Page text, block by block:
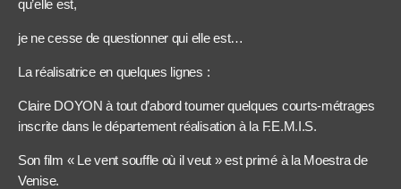
qu’elle est,
je ne cesse de questionner qui elle est…
La réalisatrice en quelques lignes :
Claire DOYON à tout d’abord tourner quelques courts-métrages
inscrite dans le département réalisation à la F.E.M.I.S.
Son film « Le vent souffle où il veut » est primé à la Moestra de
Venise.